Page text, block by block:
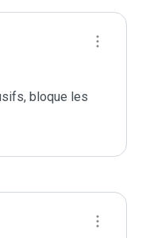
bloque les